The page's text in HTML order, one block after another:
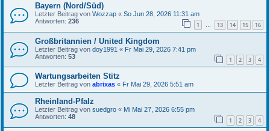
Bayern (Nord/Süd)
Letzter Beitrag von Wozzap « So Jun 28, 2026 11:31 am
Antworten: 236 1 … 13 14 15 16
Großbritannien / United Kingdom
Letzter Beitrag von doy1991 « Fr Mai 29, 2026 7:41 pm
Antworten: 53 1 2 3 4
Wartungsarbeiten Stitz
Letzter Beitrag von abrixas « Fr Mai 29, 2026 5:51 am
Rheinland-Pfalz
Letzter Beitrag von suedgro « Mi Mai 27, 2026 6:55 pm
Antworten: 48 1 2 3 4